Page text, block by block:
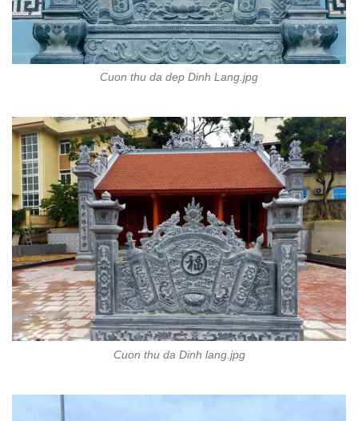
Cuon thu da dep Dinh Lang.jpg
Cuon thu da Dinh lang.jpg